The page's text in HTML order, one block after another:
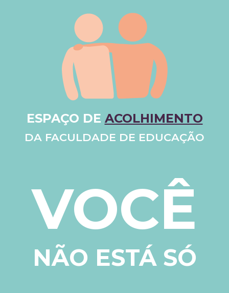
ESPAÇO DE ACOLHIMENTO
DA FACULDADE DE EDUCAÇÃO
VOCÊ
NÃO ESTÁ SÓ